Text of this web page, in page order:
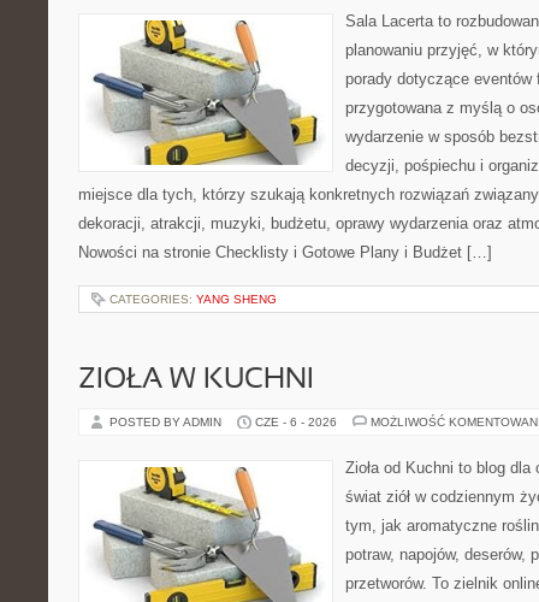
Sala Lacerta to
planowaniu przyjęć, w
porady dotyczące eventów
przygotowana z myślą o
wydarzenie w sposób
decyzji, pośpiechu i
miejsce dla tych, którzy szukają konkretnych rozwiązań
dekoracji, atrakcji, muzyki, budżetu, oprawy wydarzenia oraz
Nowości na stronie Checklisty i Gotowe Plany i Budżet […]
CATEGORIES: YANG SHENG
ZIOŁA W KUCHNI
POSTED BY ADMIN CZE - 6 - 2026 MOŻLIWOŚĆ
Zioła od Kuchni to blog
świat ziół w codziennym
tym, jak aromatyczne
potraw, napojów, deserów,
przetworów. To zielnik